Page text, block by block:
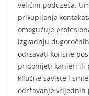
veličini poduzeća.
prikupljanja
omogućuje
izgradnju
održavati korisne
pridonijeti karijeri ili
ključne savjete i
održavanje vrijednih